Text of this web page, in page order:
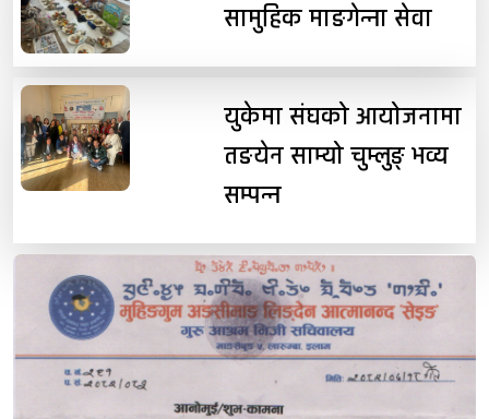
सामुहिक माङगेन्ना सेवा
युकेमा संघको आयोजनामा
तङयेन साम्यो चुम्लुङ् भव्य
सम्पन्न